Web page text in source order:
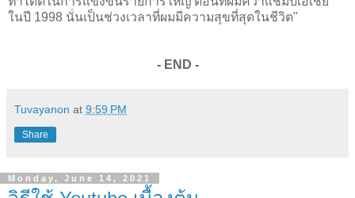
ในปี 1998 นั่นเป็นช่วงเวลาที่ผมมีความสุขที่สุดในชีวิต"
- END -
Tuvayanon at 9:59 PM
Share
Monday, June 14, 2021